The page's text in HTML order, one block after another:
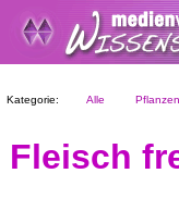
Kategorie: Alle Pflanzen
Fleisch